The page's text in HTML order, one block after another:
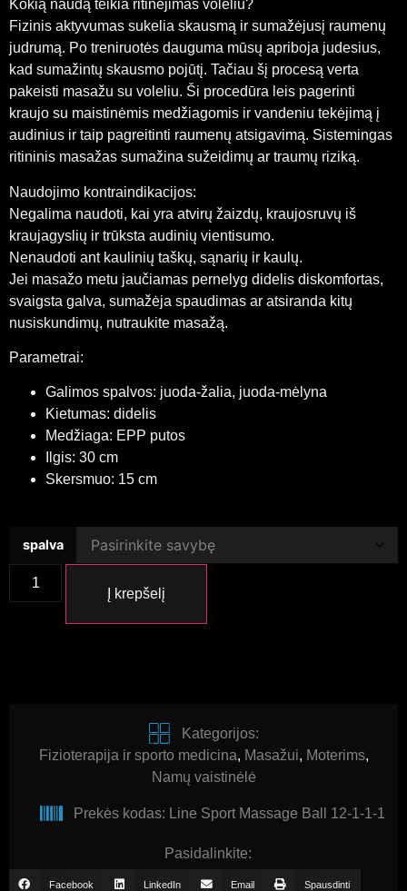
Kokią naudą teikia ritinėjimas voleliu?
Fizinis aktyvumas sukelia skausmą ir sumažėjusį raumenų
judrumą. Po treniruotės dauguma mūsų apriboja judesius,
kad sumažintų skausmo pojūtį. Tačiau šį procesą verta
pakeisti masažu su voleliu. Ši procedūra leis pagerinti
kraujo su maistinėmis medžiagomis ir vandeniu tekėjimą į
audinius ir taip pagreitinti raumenų atsigavimą. Sistemingas
ritininis masažas sumažina sužeidimų ar traumų riziką.
Naudojimo kontraindikacijos:
Negalima naudoti, kai yra atvirų žaizdų, kraujosruvų iš
kraujagyslių ir trūksta audinių vientisumo.
Nenaudoti ant kaulinių taškų, sąnarių ir kaulų.
Jei masažo metu jaučiamas pernelyg didelis diskomfortas,
svaigsta galva, sumažėja spaudimas ar atsiranda kitų
nusiskundimų, nutraukite masažą.
Parametrai:
Galimos spalvos: juoda-žalia, juoda-mėlyna
Kietumas: didelis
Medžiaga: EPP putos
Ilgis: 30 cm
Skersmuo: 15 cm
spalva
Į krepšelį
Kategorijos:
Fizioterapija ir sporto medicina, Masažui, Moterims,
Namų vaistinėlė
Prekės kodas: Line Sport Massage Ball 12-1-1-1
Pasidalinkite:
Facebook LinkedIn Email Spausdinti